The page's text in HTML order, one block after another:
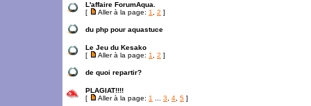
L'affaire ForumAqua.
[
Aller à la page: 1 2 ]
du php pour aquastuce
Le Jeu du Kesako
[
Aller à la page: 1 2 ]
de quoi repartir?
PLAGIAT!!!!
[
Aller à la page: 1 3 4 5 ]